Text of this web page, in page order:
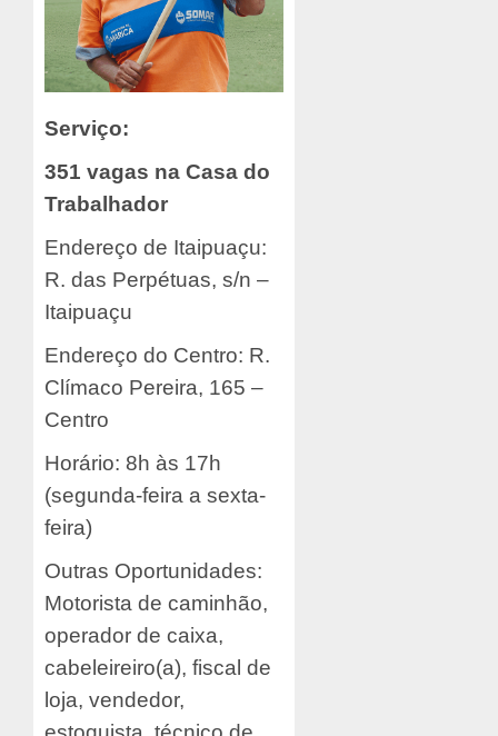
Serviço:
351 vagas na Casa do
Trabalhador
Endereço de Itaipuaçu:
R. das Perpétuas, s/n –
Itaipuaçu
Endereço do Centro: R.
Clímaco Pereira, 165 –
Centro
Horário: 8h às 17h
(segunda-feira a sexta-
feira)
Outras Oportunidades:
Motorista de caminhão,
operador de caixa,
cabeleireiro(a), fiscal de
loja, vendedor,